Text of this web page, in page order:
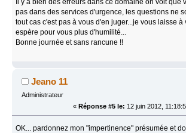
pas dans des services d'urgence, les questions ne
tout cas c'est pas à vous d'en juger...je vous laisse à
espère pour vous plus d'humilité...
Bonne journée et sans rancune !!
Jeano 11
Administrateur
« Réponse #5 le: 12 juin 2012,
OK... pardonnez mon "impertinence" présumée et